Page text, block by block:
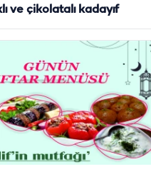
ve çikolatalı kadayıf